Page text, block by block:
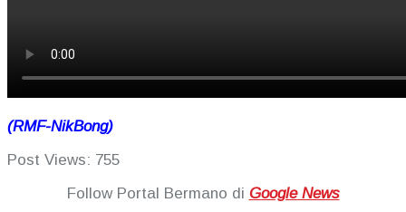
(RMF-NikBong)
Post Views: 755
Follow Portal Bermano di Google News